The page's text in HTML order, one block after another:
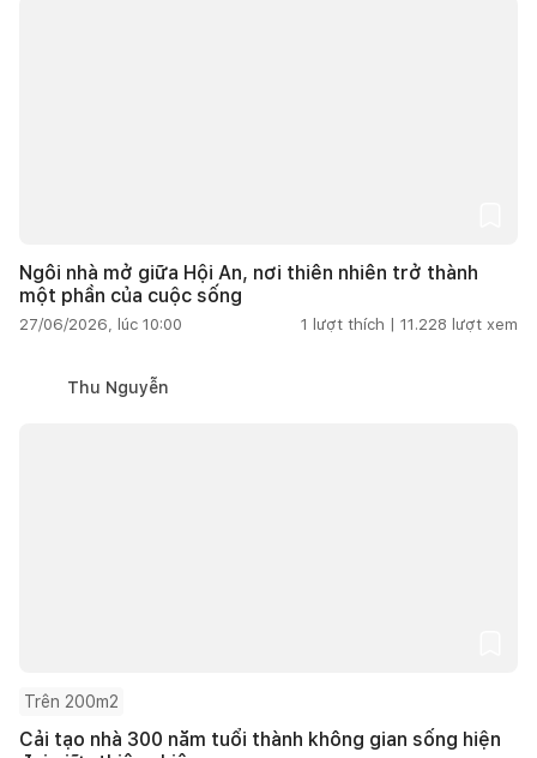
Ngôi nhà mở giữa Hội An, nơi thiên nhiên trở thành
một phần của cuộc sống
27/06/2026, lúc 10:00 1 lượt thích | 11.228 lượt xem
Thu Nguyễn
Trên 200m2
Cải tạo nhà 300 năm tuổi thành không gian sống hiện